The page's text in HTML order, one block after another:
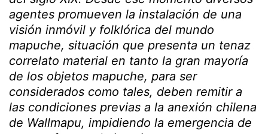
agentes promueven la instalación de una
visión inmóvil y folklórica del mundo
mapuche, situación que presenta un tenaz
correlato material en tanto la gran mayoría
de los objetos mapuche, para ser
considerados como tales, deben remitir a
las condiciones previas a la anexión chilena
de Wallmapu, impidiendo la emergencia de